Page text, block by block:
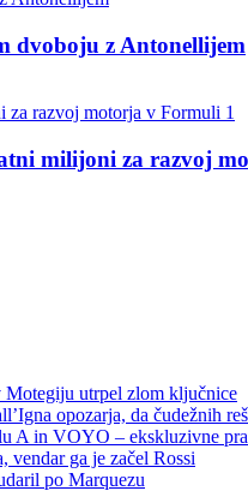
dvoboju z Antonellijem
milijoni za razvoj
utrpel zlom ključnice
opozarja, da čudežnih
A in VOYO – ekskluzivne
vendar ga je začel Rossi
po Marquezu